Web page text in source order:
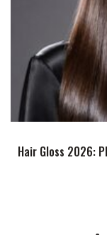
Hair Gloss 2026: